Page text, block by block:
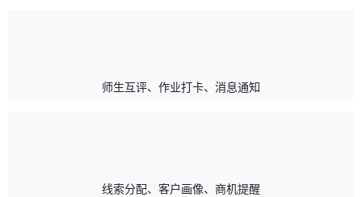
师生互评、作业打卡、消息通知
线索分配、客户画像、商机提醒